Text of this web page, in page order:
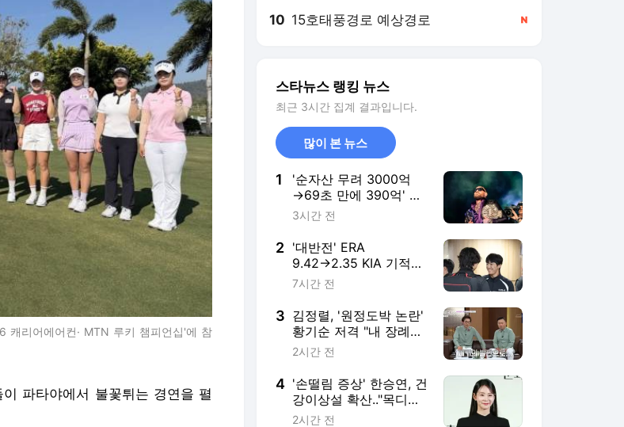
캐리어에어컨· MTN 루키 챔피언십'에 참
파타야에서 불꽃튀는 경연을 펼
10 15호태풍경로 예상경로
스타뉴스 랭킹 뉴스
최근 3시간 집계 결과입니다.
많이 본 뉴스
1
'순자산 무려 3000억
→69초 만에 390억' 맥
그리거, 절대 은퇴 없다
는..."
3시간 전
2 '대반전' ERA
9.42→2.35 KIA 기적의
'이 투수' 폭염 속 대도
7시간 전
3 김정렬, '원정도박 논란'
황기순 저격 "내 장례식
서 본전 찾길"[데이앤나
2시간 전
4 '손떨림 증상' 한승연, 건
강이상설 확산.."목디스
크 심해져 치료 중" [공
2시간 전